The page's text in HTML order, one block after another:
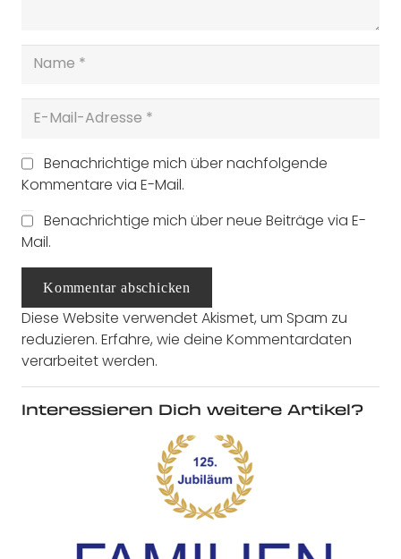
Benachrichtige mich über nachfolgende
Kommentare via E-Mail.
Benachrichtige mich über neue Beiträge via E-
Mail.
Kommentar abschicken
Diese Website verwendet Akismet, um Spam zu
reduzieren. Erfahre, wie deine Kommentardaten
verarbeitet werden.
Interessieren Dich weitere Artikel?